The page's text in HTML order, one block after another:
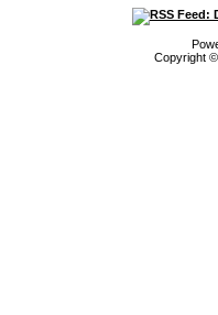
Copyright